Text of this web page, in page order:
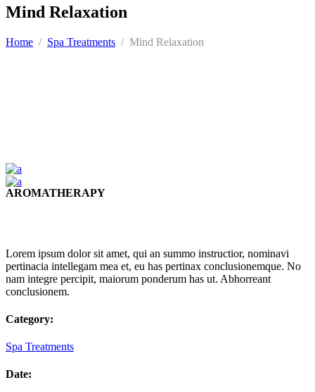
Mind Relaxation
Home / Spa Treatments / Mind Relaxation
AROMATHERAPY
Lorem ipsum dolor sit amet, qui an summo instructior, nominavi
pertinacia intellegam mea et, eu has pertinax conclusionemque. No
nam integre percipit, maiorum ponderum has ut. Abhorreant
conclusionem.
Category:
Spa Treatments
Date: